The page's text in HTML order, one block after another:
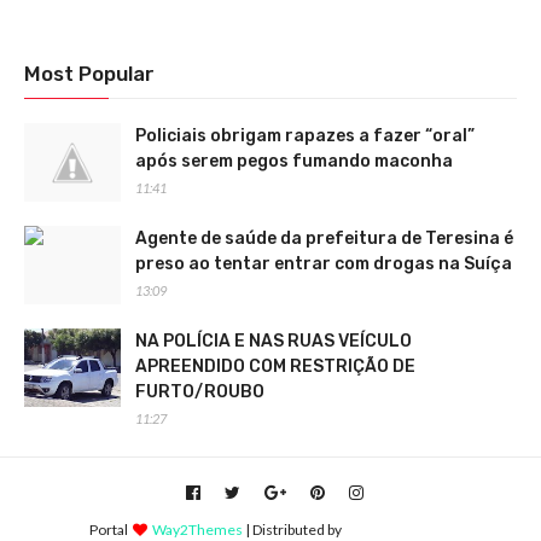
Most Popular
Policiais obrigam rapazes a fazer “oral”
após serem pegos fumando maconha
11:41
Agente de saúde da prefeitura de Teresina é
preso ao tentar entrar com drogas na Suíça
13:09
NA POLÍCIA E NAS RUAS VEÍCULO
APREENDIDO COM RESTRIÇÃO DE
FURTO/ROUBO
11:27
Portal Way2Themes | Distributed by